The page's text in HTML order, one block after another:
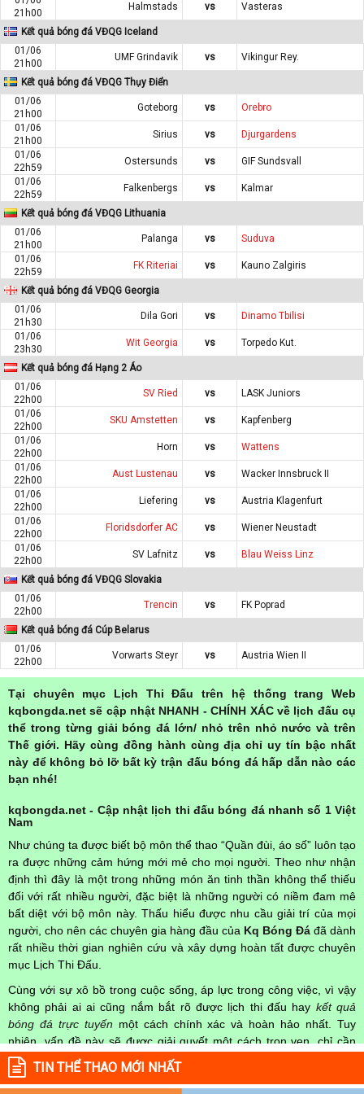
21h00
Halmstads vs Vasteras
Kết quả bóng đá VĐQG Iceland
01/06
21h00
UMF Grindavik vs Vikingur Rey.
Kết quả bóng đá VĐQG Thụy Điển
01/06
21h00
Goteborg vs
Orebro
01/06
21h00
Sirius vs
Djurgardens
01/06
22h59
Ostersunds vs
GIF Sundsvall
01/06
22h59
Falkenbergs vs Kalmar
Kết quả bóng đá VĐQG Lithuania
01/06
21h00
Palanga vs
Suduva
01/06
22h59
FK Riteriai vs Kauno Zalgiris
Kết quả bóng đá VĐQG Georgia
01/06
21h30
Dila Gori vs
Dinamo Tbilisi
01/06
23h30
Wit Georgia vs Torpedo Kut.
Kết quả bóng đá Hạng 2 Áo
01/06
22h00
SV Ried vs
LASK Juniors
01/06
22h00
SKU Amstetten vs
Kapfenberg
01/06
22h00
Horn vs
Wattens
01/06
22h00
Aust Lustenau vs
Wacker Innsbruck II
01/06
22h00
Liefering vs
Austria Klagenfurt
01/06
22h00
Floridsdorfer AC vs
Wiener Neustadt
01/06
22h00
SV Lafnitz vs Blau Weiss Linz
Kết quả bóng đá VĐQG Slovakia
01/06
22h00
Trencin vs FK Poprad
Kết quả bóng đá Cúp Belarus
01/06
22h00
Vorwarts Steyr vs Austria Wien II
Tại chuyên mục Lịch Thi Đấu trên hệ thống trang Web
kqbongda.net sẽ cập nhật NHANH - CHÍNH XÁC về lịch đấu cụ
thể trong từng giải bóng đá lớn/ nhỏ trên nhỏ nước và trên
Thế giới. Hãy cùng đồng hành cùng địa chỉ uy tín bậc nhất
này để không bỏ lỡ bất kỳ trận đấu bóng đá hấp dẫn nào các
bạn nhé!
kqbongda.net - Cập nhật lịch thi đấu bóng đá nhanh số 1 Việt
Nam
Như chúng ta được biết bộ môn thể thao “Quần đùi, áo số” luôn tạo
ra được những cảm hứng mới mẻ cho mọi người. Theo như nhận
định thì đây là một trong những món ăn tinh thần không thể thiếu
đối với rất nhiều người, đặc biệt là những người có niềm đam mê
bất diệt với bộ môn này. Thấu hiểu được nhu cầu giải trí của mọi
người, cho nên các chuyên gia hàng đầu của Kq Bóng Đá đã dành
rất nhiều thời gian nghiên cứu và xây dựng hoàn tất được chuyên
mục Lịch Thi Đấu.
Cùng với sự xô bồ trong cuộc sống, áp lực trong công việc, vì vậy
không phải ai ai cũng nắm bắt rõ được lịch thi đấu hay kết quả
bóng đá trực tuyến một cách chính xác và hoàn hảo nhất. Tuy
nhiên, vấn đề này sẽ được giải quyết một cách trọn vẹn, chỉ cần
truy cập vào chuyên mục
Lịch Thi Đấu
mọi người hoàn toàn nắm rõ được chính xác về thời gian các trận
TIN THỂ THAO MỚI NHẤT